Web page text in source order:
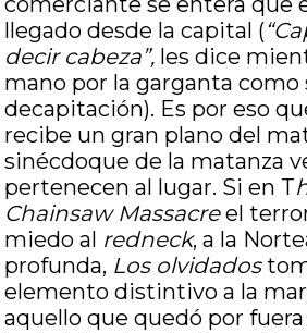
llegado desde la capital (
decir cabeza”, les dice
mano por la garganta como
decapitación). Es por eso
recibe un gran plano del
sinécdoque de la matanza
pertenecen al lugar. Si en T
Chainsaw Massacreel
miedo al redneck, a la
profunda, Los olvidados
elemento distintivo a la
aquello que quedó por fuera